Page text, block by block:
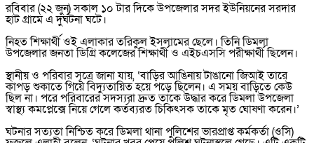
রবিবার (২২ জুন) সকাল ১০ টার দিকে উপজেলার সদর ইউনিয়নের সরদার
হাট গ্রামে এ দুর্ঘটনা ঘটে।
নিহত শিক্ষার্থী ওই এলাকার তরিকুল ইসলামের ছেলে। তিনি ডিমলা
উপজেলার জনতা ডিগ্রি কলেজের শিক্ষার্থী ও এইচএসসি পরীক্ষার্থী ছিলেন।
স্থানীয় ও পরিবার সূত্রে জানা যায়, ‘বাড়ির আঙিনায় টাঙানো জিআই তারে
কাপড় শুকাতে গিয়ে বিদ্যুতায়িত হয়ে পড়ে ছিলেন। এ সময় বাড়িতে কেউ
ছিল না। পরে পরিবারের সদস্যরা দ্রুত তাকে উদ্ধার করে ডিমলা উপজেলা
স্বাস্থ্য কমপ্লেক্সে নিয়ে গেলে কর্তব্যরত চিকিৎসক তাকে মৃত ঘোষণা করেন।’
ঘটনার সত্যতা নিশ্চিত করে ডিমলা থানা পুলিশের ভারপ্রাপ্ত কর্মকর্তা (ওসি)